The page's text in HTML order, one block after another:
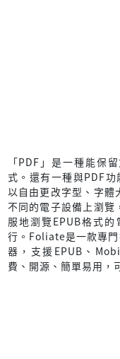
「PDF」是一種能保
式。還有一種與PDF
以自由更改字型、字體
不同的電子設備上瀏
服地瀏覽EPUB格式
行。Foliate是一款專
器，支援EPUB、
費、開源、簡單易用，